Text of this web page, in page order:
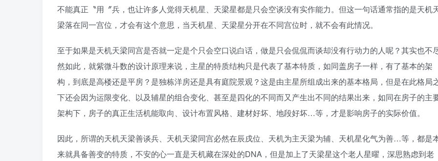
不能真正〝用〞兵，也让许多人觉得天机星、天梁星都是只会空谈没有实作能力。但这一句话通常指的是天机
梁落在同一宫位，才会有这个意思，当天机星、天梁星分开在不同宫位时，就不会有此情况。
至于如果是天机天梁同宫是否就一定是个只会空口说白话，做是只会侃侃而谈却没有行动力的人呢？其实也不
然如此，就紫微斗数的设计原理来说，主星的特质结构只是代表了基本特质，如同盖房子一样，有了基本的架
构，到底是高楼还是平房？是独栋洋房还是具有庭院景观？这是由主星所组成出来的基本格局，但是在此格局
下还会因为运限变化、以及辅星的组合变化、甚至是四化的不同而又产生出不同的结果出来，如同在房子的主
架构下，房子的真正生活机能取向、设计布置风格、建材好坏、地段好坏…等，才是影响房子的实际价值。
因此，所谓的天机天梁善谈兵、天机天梁同宫必然在辰戌位、天机为主天梁为辅、天机星化气为善…等，都是
来就具备善变的特质，不安的心一直是天机藏在深处的DNA，但是加上了天梁星这个老人星曜，深思熟虑到老